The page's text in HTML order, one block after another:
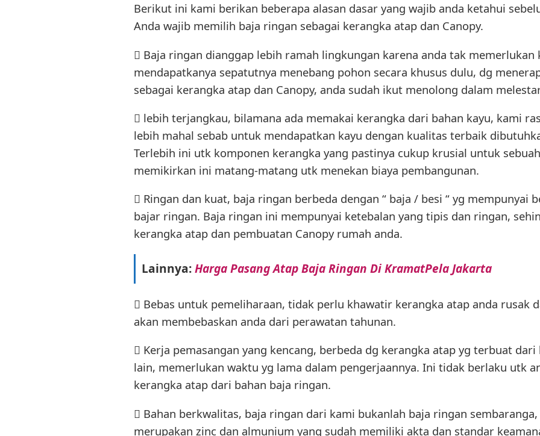
Berikut ini kami berikan beberapa alasan dasar yang wajib anda ketahui
Anda wajib memilih baja ringan sebagai kerangka atap dan Canopy.
 Baja ringan dianggap lebih ramah lingkungan karena anda tak memerlukan
mendapatkanya sepatutnya menebang pohon secara khusus dulu, dg
sebagai kerangka atap dan Canopy, anda sudah ikut menolong dalam
 lebih terjangkau, bilamana ada memakai kerangka dari bahan kayu, kami
lebih mahal sebab untuk mendapatkan kayu dengan kualitas terbaik
Terlebih ini utk komponen kerangka yang pastinya cukup krusial untuk
memikirkan ini matang-matang utk menekan biaya pembangunan.
 Ringan dan kuat, baja ringan berbeda dengan “ baja / besi “ yg mempunyai
bajar ringan. Baja ringan ini mempunyai ketebalan yang tipis dan ringan,
kerangka atap dan pembuatan Canopy rumah anda.
Lainnya:Harga Pasang Atap Baja Ringan Di KramatPela Jakarta
 Bebas untuk pemeliharaan, tidak perlu khawatir kerangka atap anda rusak
akan membebaskan anda dari perawatan tahunan.
 Kerja pemasangan yang kencang, berbeda dg kerangka atap yg terbuat dari
lain, memerlukan waktu yg lama dalam pengerjaannya. Ini tidak berlaku utk
kerangka atap dari bahan baja ringan.
 Bahan berkwalitas, baja ringan dari kami bukanlah baja ringan
merupakan zinc dan almunium yang sudah memiliki akta dan standar